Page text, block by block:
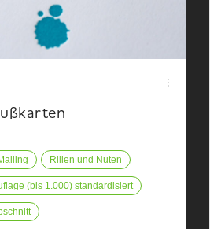
Rillen und Nuten
(bis 1.000) standardisiert